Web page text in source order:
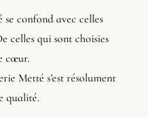
confond avec celles
celles qui sont choisies
cœur.
Metté s’est résolument
qualité.